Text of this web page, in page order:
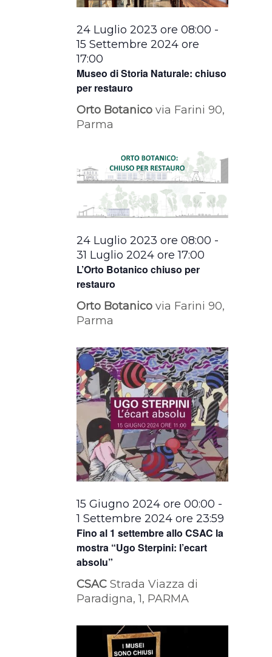
Museo di Storia Naturale: chiuso
per restauro
24 Luglio 2023 ore 08:00 -
15 Settembre 2024 ore
17:00
Orto Botanicovia Farini 90,
Parma
L’Orto Botanico chiuso per
restauro
24 Luglio 2023 ore 08:00 -
31 Luglio 2024 ore 17:00
Orto Botanicovia Farini 90,
Parma
Fino al 1 settembre allo CSAC la
mostra “Ugo Sterpini: l’ecart
absolu”
15 Giugno 2024 ore 00:00 -
1 Settembre 2024 ore 23:59
CSACStrada Viazza di
Paradigna, 1, PARMA